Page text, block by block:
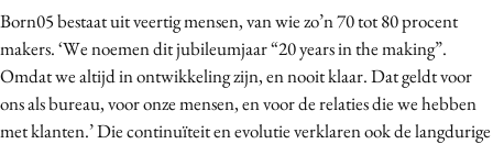
Born05 bestaat uit veertig mensen, van wie zo’n 70 tot 80 procent
makers. ‘We noemen dit jubileumjaar “20 years in the making”.
Omdat we altijd in ontwikkeling zijn, en nooit klaar. Dat geldt voor
ons als bureau, voor onze mensen, en voor de relaties die we hebben
met klanten.’ Die continuïteit en evolutie verklaren ook de langdurige